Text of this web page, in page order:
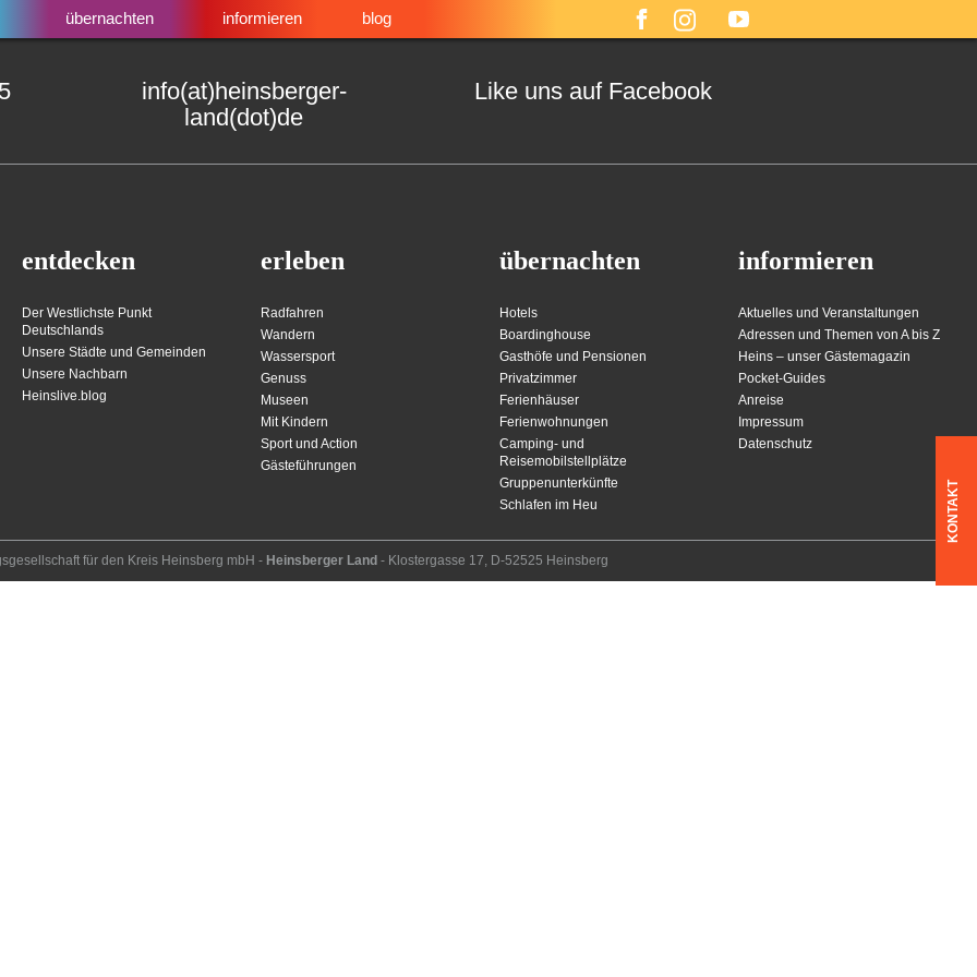
übernachten informieren blog
KONTAKT
info(at)heinsberger-
land(dot)de
Like uns auf Facebook
entdecken
Der Westlichste Punkt
Deutschlands
Unsere Städte und Gemeinden
Unsere Nachbarn
Heinslive.blog
erleben
Radfahren
Wandern
Wassersport
Genuss
Museen
Mit Kindern
Sport und Action
Gästeführungen
übernachten
Hotels
Boardinghouse
Gasthöfe und Pensionen
Privatzimmer
Ferienhäuser
Ferienwohnungen
Camping- und
Reisemobilstellplätze
Gruppenunterkünfte
Schlafen im Heu
informieren
Aktuelles und Veranstaltungen
Adressen und Themen von A bis Z
Heins – unser Gästemagazin
Pocket-Guides
Anreise
Impressum
Datenschutz
für den Kreis Heins­berg mbH - Heinsberger Land - Kloster­gasse 17, D-52525 Heinsberg